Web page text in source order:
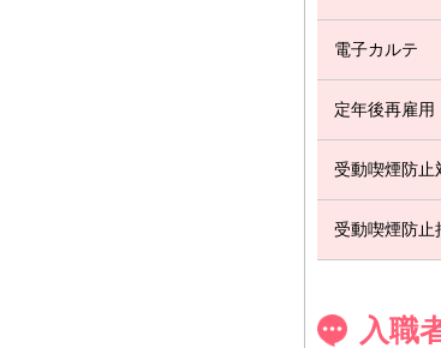
電子カルテ
定年後再雇用
受動喫煙防止
受動喫煙防止
入職